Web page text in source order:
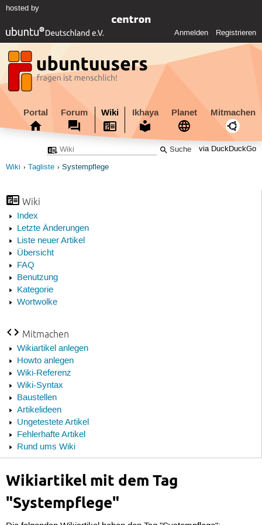
hosted by
Anmelden Registrieren
Portal Forum Wiki Ikhaya Planet Mitmachen
via DuckDuckGo
Wiki Tagliste Systempflege
Wiki
Index
Letzte Änderungen
Liste neuer Artikel
Übersicht
FAQ
Benutzung
Kategorie
Wortwolke
Mitmachen
Wikiartikel anlegen
Howto anlegen
Wiki-Referenz
Wiki-Syntax
Baustellen
Artikelideen
Ungetestete Artikel
Fehlerhafte Artikel
Rund ums Wiki
Wikiartikel mit dem Tag
"Systempflege"